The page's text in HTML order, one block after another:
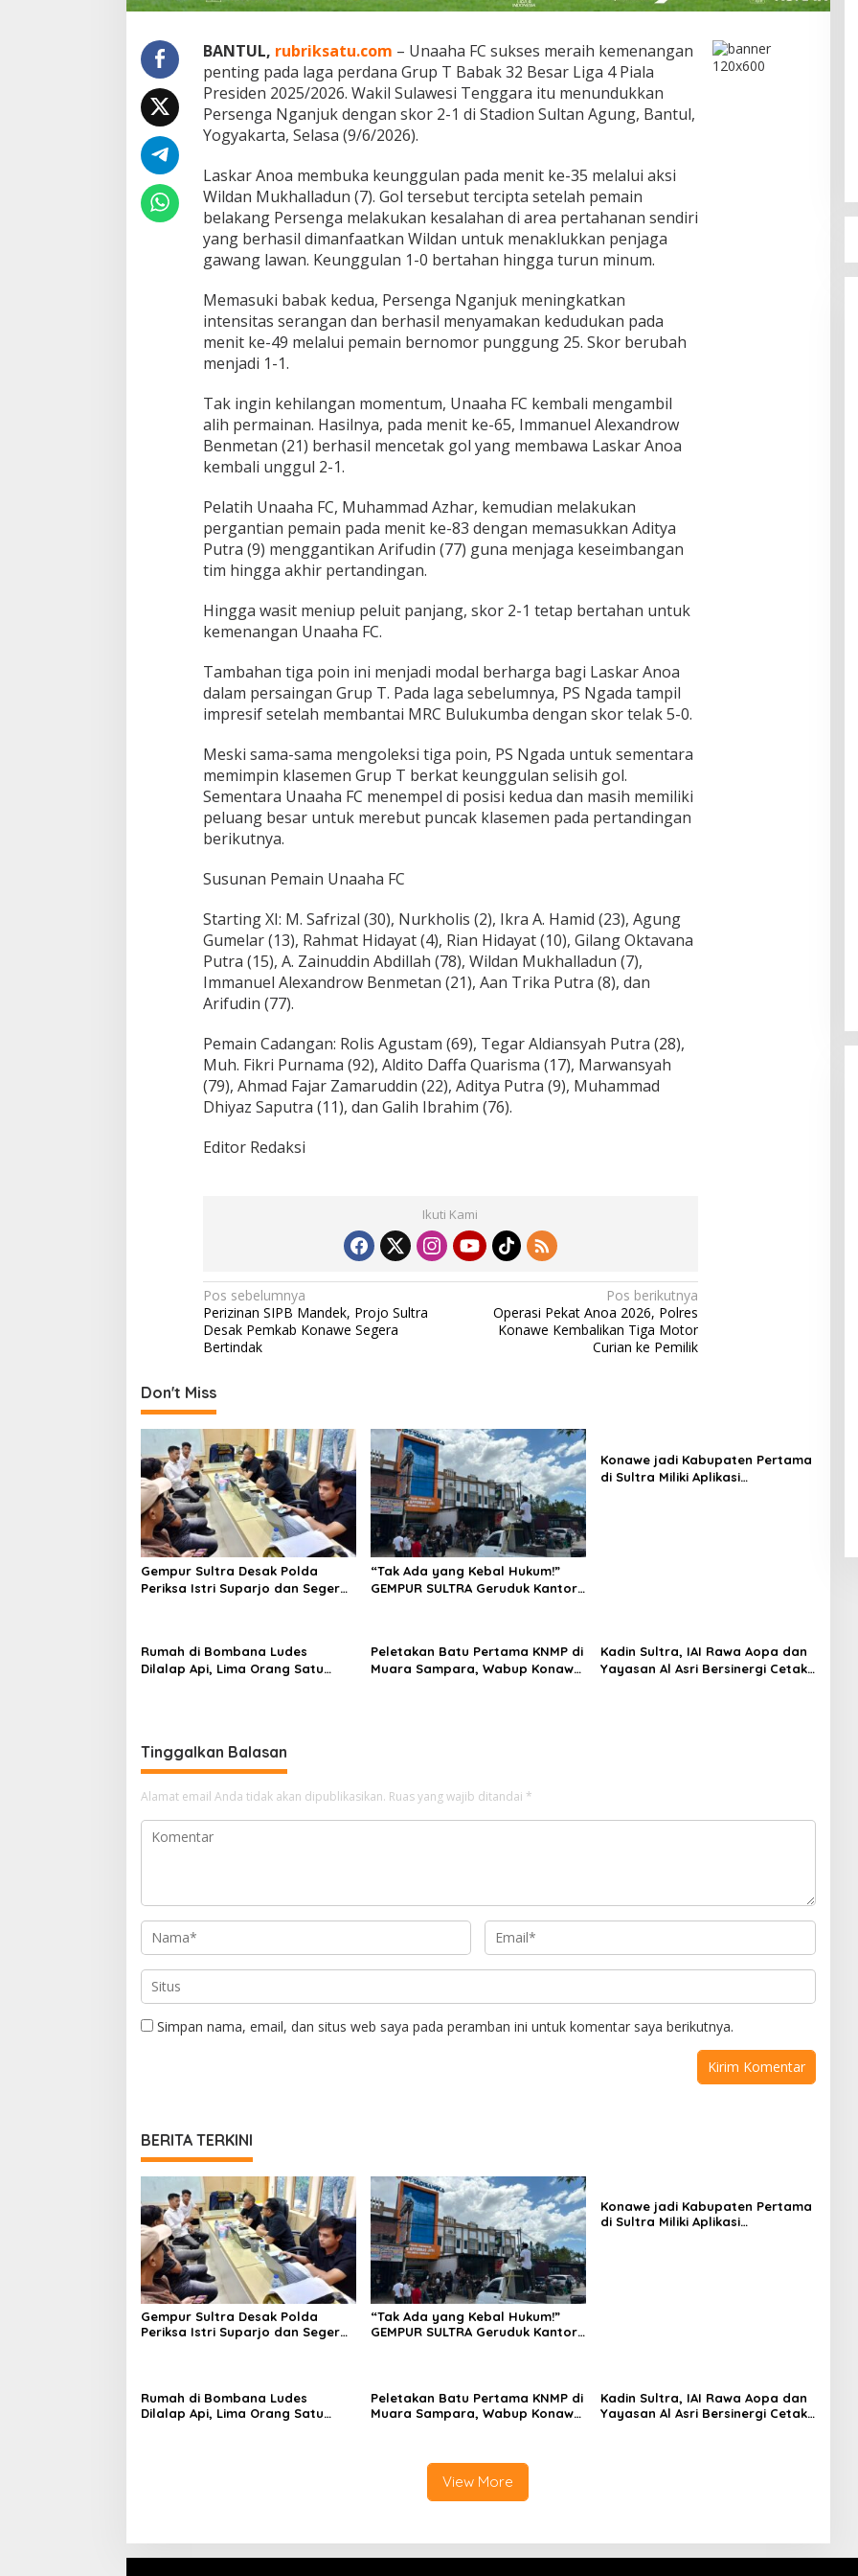
,
r
s
a
i
g
n
G
r
u
p
T
i
a
S
e
g
i
BANTUL, rubriksatu.com – Unaaha FC sukses meraih kemenangan
penting pada laga perdana Grup T Babak 32 Besar Liga 4 Piala
Presiden 2025/2026. Wakil Sulawesi Tenggara itu menundukkan
Persenga Nganjuk dengan skor 2-1 di Stadion Sultan Agung, Bantul,
Yogyakarta, Selasa (9/6/2026).
Laskar Anoa membuka keunggulan pada menit ke-35 melalui aksi
Wildan Mukhalladun (7). Gol tersebut tercipta setelah pemain
belakang Persenga melakukan kesalahan di area pertahanan sendiri
yang berhasil dimanfaatkan Wildan untuk menaklukkan penjaga
gawang lawan. Keunggulan 1-0 bertahan hingga turun minum.
Memasuki babak kedua, Persenga Nganjuk meningkatkan
intensitas serangan dan berhasil menyamakan kedudukan pada
menit ke-49 melalui pemain bernomor punggung 25. Skor berubah
menjadi 1-1.
Tak ingin kehilangan momentum, Unaaha FC kembali mengambil
alih permainan. Hasilnya, pada menit ke-65, Immanuel Alexandrow
Benmetan (21) berhasil mencetak gol yang membawa Laskar Anoa
kembali unggul 2-1.
Pelatih Unaaha FC, Muhammad Azhar, kemudian melakukan
pergantian pemain pada menit ke-83 dengan memasukkan Aditya
Putra (9) menggantikan Arifudin (77) guna menjaga keseimbangan
tim hingga akhir pertandingan.
Hingga wasit meniup peluit panjang, skor 2-1 tetap bertahan untuk
kemenangan Unaaha FC.
Tambahan tiga poin ini menjadi modal berharga bagi Laskar Anoa
dalam persaingan Grup T. Pada laga sebelumnya, PS Ngada tampil
impresif setelah membantai MRC Bulukumba dengan skor telak 5-0.
Meski sama-sama mengoleksi tiga poin, PS Ngada untuk sementara
memimpin klasemen Grup T berkat keunggulan selisih gol.
Sementara Unaaha FC menempel di posisi kedua dan masih memiliki
peluang besar untuk merebut puncak klasemen pada pertandingan
berikutnya.
Susunan Pemain Unaaha FC
Starting XI: M. Safrizal (30), Nurkholis (2), Ikra A. Hamid (23), Agung
Gumelar (13), Rahmat Hidayat (4), Rian Hidayat (10), Gilang Oktavana
Putra (15), A. Zainuddin Abdillah (78), Wildan Mukhalladun (7),
Immanuel Alexandrow Benmetan (21), Aan Trika Putra (8), dan
Arifudin (77).
Pemain Cadangan: Rolis Agustam (69), Tegar Aldiansyah Putra (28),
Muh. Fikri Purnama (92), Aldito Daffa Quarisma (17), Marwansyah
(79), Ahmad Fajar Zamaruddin (22), Aditya Putra (9), Muhammad
Dhiyaz Saputra (11), dan Galih Ibrahim (76).
Editor Redaksi
Ikuti Kami
N
a
v
g
a
s
i
p
o
s
Pos sebelumnya
Perizinan SIPB Mandek, Projo Sultra
Desak Pemkab Konawe Segera
Bertindak
Pos berikutnya
Operasi Pekat Anoa 2026, Polres
Konawe Kembalikan Tiga Motor
Curian ke Pemilik
Don't Miss
Gempur Sultra Desak Polda
Periksa Istri Suparjo dan Segera
“Tak Ada yang Kebal Hukum!”
GEMPUR SULTRA Geruduk Kantor
Konawe jadi Kabupaten Pertama
di Sultra Miliki Aplikasi
Rumah di Bombana Ludes
Dilalap Api, Lima Orang Satu
Peletakan Batu Pertama KNMP di
Muara Sampara, Wabup Konawe
Kadin Sultra, IAI Rawa Aopa dan
Yayasan Al Asri Bersinergi Cetak
Tinggalkan Balasan
Alamat email Anda tidak akan dipublikasikan. Ruas yang wajib ditandai *
Simpan nama, email, dan situs web saya pada peramban ini untuk komentar saya berikutnya.
BERITA TERKINI
Gempur Sultra Desak Polda
Periksa Istri Suparjo dan Segera
“Tak Ada yang Kebal Hukum!”
GEMPUR SULTRA Geruduk Kantor
Konawe jadi Kabupaten Pertama
di Sultra Miliki Aplikasi
Rumah di Bombana Ludes
Dilalap Api, Lima Orang Satu
Peletakan Batu Pertama KNMP di
Muara Sampara, Wabup Konawe
Kadin Sultra, IAI Rawa Aopa dan
Yayasan Al Asri Bersinergi Cetak
View More